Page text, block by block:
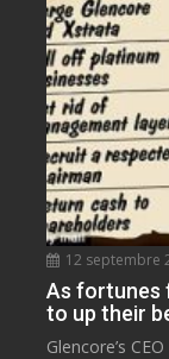
12 septembre
As fortunes
to up their
Glencore’s